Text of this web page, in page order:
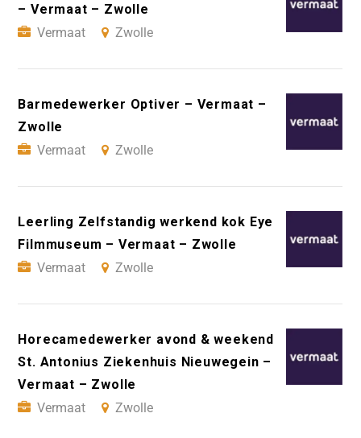
– Vermaat – Zwolle
Vermaat
Zwolle
Barmedewerker Optiver – Vermaat –
Zwolle
Vermaat
Zwolle
Leerling Zelfstandig werkend kok Eye
Filmmuseum – Vermaat – Zwolle
Vermaat
Zwolle
Horecamedewerker avond & weekend
St. Antonius Ziekenhuis Nieuwegein –
Vermaat – Zwolle
Vermaat
Zwolle